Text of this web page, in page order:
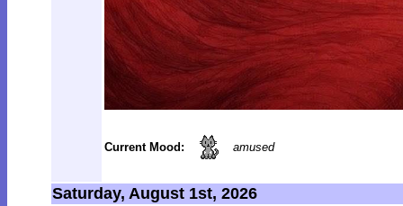
Current Mood: amused
Saturday, August 1st, 2026